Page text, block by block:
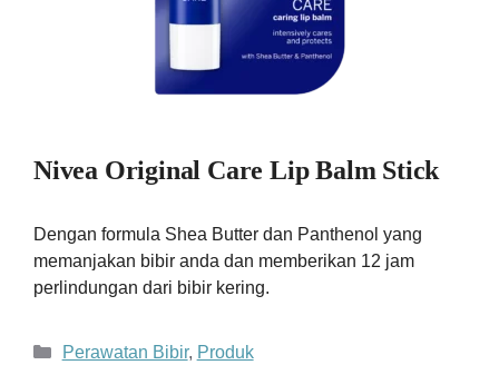
Nivea Original Care Lip Balm Stick
Dengan formula Shea Butter dan Panthenol yang
memanjakan bibir anda dan memberikan 12 jam
perlindungan dari bibir kering.
Kategori
Perawatan Bibir, Produk